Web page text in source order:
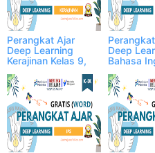
Perangkat Ajar
Deep Learning
Kerajinan Kelas 9,
Deep
Bahasa
2025